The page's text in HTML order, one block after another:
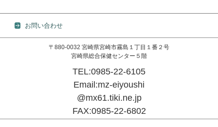
お問い合わせ
〒880-0032 宮崎県宮崎市霧島１丁目１番２号
宮崎県総合保健センター５階
TEL:0985-22-6105
Email:mz-eiyoushi
@mx61.tiki.ne.jp
FAX:0985-22-6802
コンテンツに移動